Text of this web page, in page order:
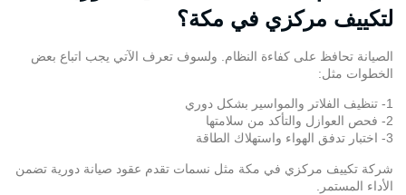
لتكييف مركزي في مكة؟
الصيانة تحافظ على كفاءة النظام. ولسوف تعرف الآتي يجب اتباع بعض
الخطوات مثل:
1- تنظيف الفلاتر والمواسير بشكل دوري
2- فحص العوازل والتأكد من سلامتها
3- اختبار تدفق الهواء واستهلاك الطاقة
شركة تكييف مركزي في مكة مثل نسمات تقدم عقود صيانة دورية تضمن
الأداء المستمر.